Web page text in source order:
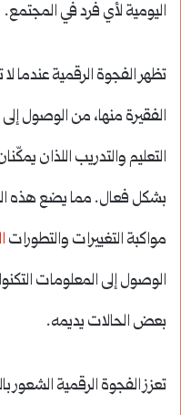
اليومية لأي فرد في المجتمع.
تظهر الفجوة الرقمية
الفقيرة منها، من الوصول إلى
التعليم والتدريب اللذان
بشكل فعال. مما يضع هذه
مواكبة التغييرات والتطورات
الوصول إلى المعلومات
بعض الحالات يديمه.
تعزز الفجوة الرقمية الشعور